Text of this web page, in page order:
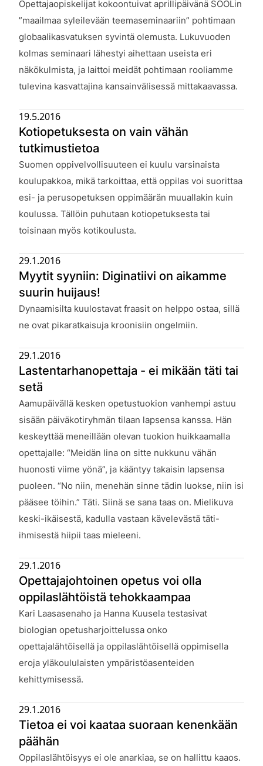
Opettajaopiskelijat kokoontuivat aprillipäivänä SOOLin
”maailmaa syleilevään teemaseminaariin” pohtimaan
globaalikasvatuksen syvintä olemusta. Lukuvuoden
kolmas seminaari lähestyi aihettaan useista eri
näkökulmista, ja laittoi meidät pohtimaan rooliamme
tulevina kasvattajina kansainvälisessä mittakaavassa.
Kotiopetuksesta on vain vähän
tutkimustietoa
Julkaistu:
19.5.2016
Suomen oppivelvollisuuteen ei kuulu varsinaista
koulupakkoa, mikä tarkoittaa, että oppilas voi suorittaa
esi- ja perusopetuksen oppimäärän muuallakin kuin
koulussa. Tällöin puhutaan kotiopetuksesta tai
toisinaan myös kotikoulusta.
Myytit syyniin: Diginatiivi on aikamme
suurin huijaus!
Julkaistu:
29.1.2016
Dynaamisilta kuulostavat fraasit on helppo ostaa, sillä
ne ovat pikaratkaisuja kroonisiin ongelmiin.
Lastentarhanopettaja - ei mikään täti tai
setä
Julkaistu:
29.1.2016
Aamupäivällä kesken opetustuokion vanhempi astuu
sisään päiväkotiryhmän tilaan lapsensa kanssa. Hän
keskeyttää meneillään olevan tuokion huikkaamalla
opettajalle: “Meidän Iina on sitte nukkunu vähän
huonosti viime yönä”, ja kääntyy takaisin lapsensa
puoleen. “No niin, menehän sinne tädin luokse, niin isi
pääsee töihin.” Täti. Siinä se sana taas on. Mielikuva
keski-ikäisestä, kadulla vastaan kävelevästä täti-
ihmisestä hiipii taas mieleeni.
Opettajajohtoinen opetus voi olla
oppilaslähtöistä tehokkaampaa
Julkaistu:
29.1.2016
Kari Laasasenaho ja Hanna Kuusela testasivat
biologian opetusharjoittelussa onko
opettajalähtöisellä ja oppilaslähtöisellä oppimisella
eroja yläkoululaisten ympäristöasenteiden
kehittymisessä.
Tietoa ei voi kaataa suoraan kenenkään
päähän
Julkaistu:
29.1.2016
Oppilaslähtöisyys ei ole anarkiaa, se on hallittu kaaos.